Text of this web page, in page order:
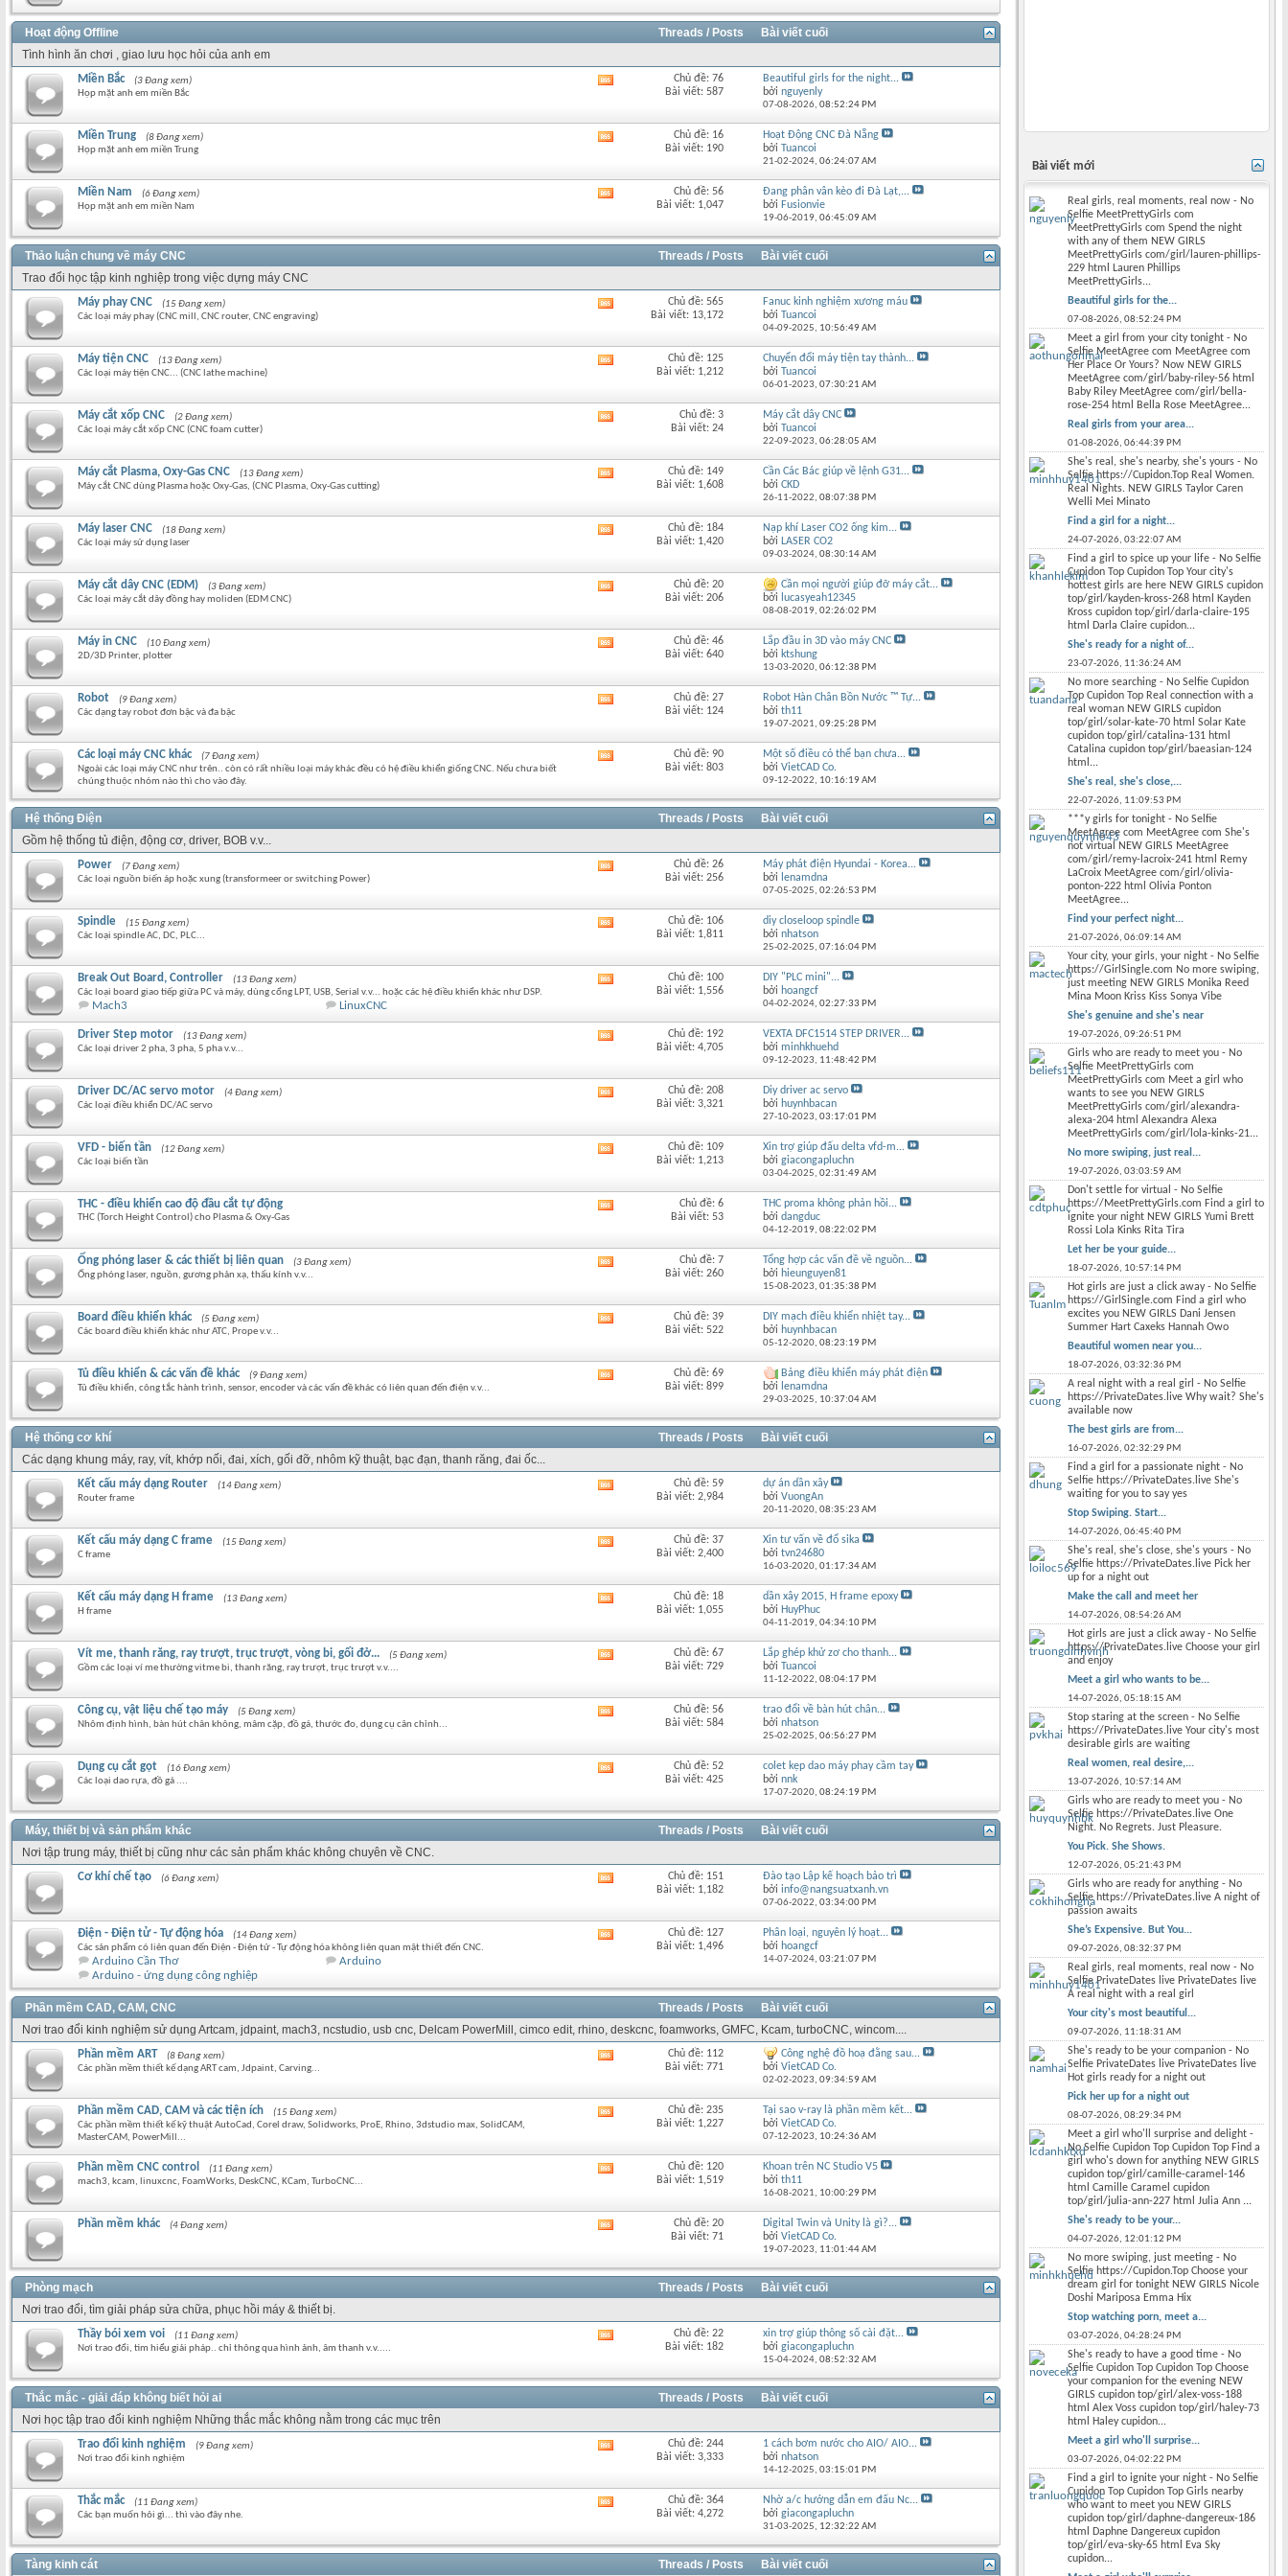
diễn
này
Hoạt động Offline Threads / Posts
Bài viết cuối
Tình hình ăn chơi , giao lưu học hỏi của anh em
Miền Bắc
(3 Đang xem)
Họp mặt anh em miền Bắc
diễn
Chủ đề: 76
Bài viết: 587
Beautiful girls for the night...
bởi nguyenly
07-08-2026, 08:52:24 PM
Miền Trung
(8 Đang xem)
Họp mặt anh em miền Trung
diễn
Chủ đề: 16
Bài viết: 190
Hoạt Động CNC Đà Nẵng
bởi Tuancoi
21-02-2024, 06:24:07 AM
Miền Nam
(6 Đang xem)
Họp mặt anh em miền Nam
diễn
này
Chủ đề: 56
Bài viết: 1,047
Đang phân vân kèo đi Đà Lạt,...
bởi Fusionvie
19-06-2019, 06:45:09 AM
Thảo luận chung về máy CNC Threads / Posts
Bài viết cuối
Trao đổi học tập kinh nghiệp trong việc dựng máy CNC
Máy phay CNC
(15 Đang xem)
Các loại máy phay (CNC mill, CNC router, CNC engraving)
diễn
Chủ đề: 565
Bài viết: 13,172
Fanuc kinh nghiệm xương máu
bởi Tuancoi
04-09-2025, 10:56:49 AM
Máy tiện CNC
(13 Đang xem)
Các loại máy tiện CNC... (CNC lathe machine)
diễn
Chủ đề: 125
Bài viết: 1,212
Chuyển đổi máy tiện tay thành...
bởi Tuancoi
06-01-2023, 07:30:21 AM
Máy cắt xốp CNC
(2 Đang xem)
Các loại máy cắt xốp CNC (CNC foam cutter)
diễn
Chủ đề: 3
Bài viết: 24
Máy cắt dây CNC
bởi Tuancoi
22-09-2023, 06:28:05 AM
Máy cắt Plasma, Oxy-Gas CNC
(13 Đang xem)
Máy cắt CNC dùng Plasma hoặc Oxy-Gas, (CNC Plasma, Oxy-Gas cutting)
diễn
Chủ đề: 149
Bài viết: 1,608
Cần Các Bác giúp về lệnh G31...
bởi CKD
26-11-2022, 08:07:38 PM
Máy laser CNC
(18 Đang xem)
Các loại máy sử dụng laser
diễn
Chủ đề: 184
Bài viết: 1,420
Nạp khí Laser CO2 ống kim...
bởi LASER CO2
09-03-2024, 08:30:14 AM
Máy cắt dây CNC (EDM)
(3 Đang xem)
Các loại máy cắt dây đồng hay moliden (EDM CNC)
diễn
Chủ đề: 20
Bài viết: 206
Cần mọi người giúp đỡ máy cắt...
bởi lucasyeah12345
08-08-2019, 02:26:02 PM
Máy in CNC
(10 Đang xem)
2D/3D Printer, plotter
diễn
Chủ đề: 46
Bài viết: 640
Lắp đầu in 3D vào máy CNC
bởi ktshung
13-03-2020, 06:12:38 PM
Robot
(9 Đang xem)
Các dạng tay robot đơn bậc và đa bậc
diễn
Chủ đề: 27
Bài viết: 124
Robot Hàn Chân Bồn Nước ™ Tự...
bởi th11
19-07-2021, 09:25:28 PM
Các loại máy CNC khác
(7 Đang xem)
Ngoài các loại máy CNC như trên.. còn có rất nhiều loại máy khác đều có hệ điều khiển giống CNC. Nếu chưa biết
chúng thuộc nhóm nào thì cho vào đây.
diễn
này
Chủ đề: 90
Bài viết: 803
Một số điều có thể bạn chưa...
bởi VietCAD Co.
09-12-2022, 10:16:19 AM
Hệ thống Điện Threads / Posts
Bài viết cuối
Gồm hệ thống tủ điện, động cơ, driver, BOB v.v...
Power
(7 Đang xem)
Các loại nguồn biến áp hoặc xung (transformeer or switching Power)
diễn
Chủ đề: 26
Bài viết: 256
Máy phát điện Hyundai - Korea...
bởi lenamdna
07-05-2025, 02:26:53 PM
Spindle
(15 Đang xem)
Các loại spindle AC, DC, PLC...
diễn
Chủ đề: 106
Bài viết: 1,811
diy closeloop spindle
bởi nhatson
25-02-2025, 07:16:04 PM
Break Out Board, Controller
(13 Đang xem)
Các loại board giao tiếp giữa PC và máy, dùng cổng LPT, USB, Serial v.v... hoặc các hệ điều khiển khác như DSP.
Mach3 LinuxCNC
diễn
Chủ đề: 100
Bài viết: 1,556
DIY "PLC mini"...
bởi hoangcf
04-02-2024, 02:27:33 PM
Driver Step motor
(13 Đang xem)
Các loại driver 2 pha, 3 pha, 5 pha v.v...
diễn
Chủ đề: 192
Bài viết: 4,705
VEXTA DFC1514 STEP DRIVER...
bởi minhkhuehd
09-12-2023, 11:48:42 PM
Driver DC/AC servo motor
(4 Đang xem)
Các loại điều khiển DC/AC servo
diễn
Chủ đề: 208
Bài viết: 3,321
Diy driver ac servo
bởi huynhbacan
27-10-2023, 03:17:01 PM
VFD - biến tần
(12 Đang xem)
Các loại biến tần
diễn
Chủ đề: 109
Bài viết: 1,213
Xin trợ giúp đấu delta vfd-m...
bởi giacongapluchn
03-04-2025, 02:31:49 AM
THC - điều khiển cao độ đầu cắt tự động
THC (Torch Height Control) cho Plasma & Oxy-Gas
diễn
Chủ đề: 6
Bài viết: 53
THC proma không phản hồi...
bởi dangduc
04-12-2019, 08:22:02 PM
Ống phóng laser & các thiết bị liên quan
(3 Đang xem)
Ống phóng laser, nguồn, gương phản xạ, thấu kính v.v...
diễn
Chủ đề: 7
Bài viết: 260
Tổng hợp các vấn đề về nguồn...
bởi hieunguyen81
15-08-2023, 01:35:38 PM
Board điều khiển khác
(5 Đang xem)
Các board điều khiển khác như ATC, Prope v.v...
diễn
Chủ đề: 39
Bài viết: 522
DIY mạch điều khiển nhiệt tay...
bởi huynhbacan
05-12-2020, 08:23:19 PM
Tủ điều khiển & các vấn đề khác
(9 Đang xem)
Tủ điều khiển, công tắc hành trình, sensor, encoder và các vấn đề khác có liên quan đến điện v.v...
diễn
này
Chủ đề: 69
Bài viết: 899
Bảng điều khiển máy phát điện
bởi lenamdna
29-03-2025, 10:37:04 AM
Hệ thống cơ khí Threads / Posts
Bài viết cuối
Các dạng khung máy, ray, vít, khớp nối, đai, xích, gối đỡ, nhôm kỹ thuật, bạc đạn, thanh răng, đai ốc...
Kết cấu máy dạng Router
(14 Đang xem)
Router frame
diễn
Chủ đề: 59
Bài viết: 2,984
dự án dần xây
bởi VuongAn
20-11-2020, 08:35:23 AM
Kết cấu máy dạng C frame
(15 Đang xem)
C frame
diễn
Chủ đề: 37
Bài viết: 2,400
Xin tư vấn về đổ sika
bởi tvn24680
16-03-2020, 01:17:34 AM
Kết cấu máy dạng H frame
(13 Đang xem)
H frame
diễn
Chủ đề: 18
Bài viết: 1,055
dần xây 2015, H frame epoxy
bởi HuyPhuc
04-11-2019, 04:34:10 PM
Vít me, thanh răng, ray trượt, trục trượt, vòng bi, gối đở...
(5 Đang xem)
Gồm các loại ví me thường vitme bi, thanh răng, ray trượt, trục trượt v.v....
diễn
Chủ đề: 67
Bài viết: 729
Lắp ghép khử zơ cho thanh...
bởi Tuancoi
11-12-2022, 08:04:17 PM
Công cụ, vật liệu chế tạo máy
(5 Đang xem)
Nhôm định hình, bàn hút chân không, mâm cặp, đồ gá, thước đo, dụng cụ cân chỉnh...
diễn
Chủ đề: 56
Bài viết: 584
trao đổi về bàn hút chân...
bởi nhatson
25-02-2025, 06:56:27 PM
Dụng cụ cắt gọt
(16 Đang xem)
Các loại dao rựa, đồ gá ....
diễn
này
Chủ đề: 52
Bài viết: 425
colet kẹp dao máy phay cầm tay
bởi nnk
17-07-2020, 08:24:19 PM
Máy, thiết bị và sản phẩm khác Threads / Posts
Bài viết cuối
Nơi tập trung máy, thiết bị cũng như các sản phẩm khác không chuyên về CNC.
Cơ khí chế tạo (6 Đang xem)
diễn
Chủ đề: 151
Bài viết: 1,182
Đào tạo Lập kế hoạch bảo trì
bởi info@nangsuatxanh.vn
07-06-2022, 03:34:00 PM
Điện - Điện tử - Tự động hóa
(14 Đang xem)
Các sản phẩm có liên quan đến Điện - Điện tử - Tự động hóa không liên quan mật thiết đến CNC.
Arduino Cần Thơ
Arduino
Arduino - ứng dụng công nghiệp
đàn
Chủ đề: 127
Bài viết: 1,496
Phân loại, nguyên lý hoạt...
bởi hoangcf
14-07-2024, 03:21:07 PM
Phần mềm CAD, CAM, CNC Threads / Posts
Bài viết cuối
Nơi trao đổi kinh nghiệm sử dụng Artcam, jdpaint, mach3, ncstudio, usb cnc, Delcam PowerMill, cimco edit, rhino, deskcnc, foamworks, GMFC, Kcam, turboCNC, wincom....
Phần mềm ART
(8 Đang xem)
Các phần mềm thiết kế dạng ART cam, Jdpaint, Carving...
diễn
Chủ đề: 112
Bài viết: 771
Công nghệ đồ hoạ đằng sau...
bởi VietCAD Co.
02-02-2023, 09:34:59 AM
Phần mềm CAD, CAM và các tiện ích
(15 Đang xem)
Các phần mềm thiết kế kỹ thuật AutoCad, Corel draw, Solidworks, ProE, Rhino, 3dstudio max, SolidCAM,
MasterCAM, PowerMill...
diễn
Chủ đề: 235
Bài viết: 1,227
Tại sao v-ray là phần mềm kết...
bởi VietCAD Co.
07-12-2023, 10:24:36 AM
Phần mềm CNC control
(11 Đang xem)
mach3, kcam, linuxcnc, FoamWorks, DeskCNC, KCam, TurboCNC...
diễn
Chủ đề: 120
Bài viết: 1,519
Khoan trên NC Studio V5
bởi th11
16-08-2021, 10:00:29 PM
Phần mềm khác (4 Đang xem)
diễn
này
Chủ đề: 20
Bài viết: 71
Digital Twin và Unity là gì?...
bởi VietCAD Co.
19-07-2023, 11:01:44 AM
Phòng mạch Threads / Posts
Bài viết cuối
Nơi trao đổi, tìm giải pháp sửa chữa, phục hồi máy & thiết bị.
Thầy bói xem voi
(11 Đang xem)
Nơi trao đổi, tìm hiểu giải pháp.. chỉ thông qua hình ảnh, âm thanh v.v.....
diễn
này
Chủ đề: 22
Bài viết: 182
xin trợ giúp thông số cài đặt...
bởi giacongapluchn
15-04-2024, 08:52:32 AM
Thắc mắc - giải đáp không biết hỏi ai Threads / Posts
Bài viết cuối
Nơi học tập trao đổi kinh nghiệm Những thắc mắc không nằm trong các mục trên
Trao đổi kinh nghiệm
(9 Đang xem)
Nơi trao đổi kinh nghiệm
diễn
Chủ đề: 244
Bài viết: 3,333
1 cách bơm nước cho AIO/ AIO...
bởi nhatson
14-12-2025, 03:15:01 PM
Thắc mắc
(11 Đang xem)
Các bạn muốn hỏi gì... thì vào đây nhe.
diễn
Chủ đề: 364
Bài viết: 4,272
Nhờ a/c hướng dẫn em đấu Nc...
bởi giacongapluchn
31-03-2025, 12:32:22 AM
Tàng kinh cát Threads / Posts Bài viết cuối
Bài viết mới
Real girls, real moments, real now - No
Selfie MeetPrettyGirls com
MeetPrettyGirls com Spend the night
with any of them NEW GIRLS
MeetPrettyGirls com/girl/lauren-phillips-
229 html Lauren Phillips
MeetPrettyGirls...
Beautiful girls for the...
07-08-2026, 08:52:24 PM
Meet a girl from your city tonight - No
Selfie MeetAgree com MeetAgree com
Her Place Or Yours? Now NEW GIRLS
MeetAgree com/girl/baby-riley-56 html
Baby Riley MeetAgree com/girl/bella-
rose-254 html Bella Rose MeetAgree...
Real girls from your area...
01-08-2026, 06:44:39 PM
She's real, she's nearby, she's yours - No
Selfie https://Cupidon.Top Real Women.
Real Nights. NEW GIRLS Taylor Caren
Welli Mei Minato
Find a girl for a night...
24-07-2026, 03:22:07 AM
Find a girl to spice up your life - No Selfie
Cupidon Top Cupidon Top Your city's
hottest girls are here NEW GIRLS cupidon
top/girl/kayden-kross-268 html Kayden
Kross cupidon top/girl/darla-claire-195
html Darla Claire cupidon...
She's ready for a night of...
23-07-2026, 11:36:24 AM
No more searching - No Selfie Cupidon
Top Cupidon Top Real connection with a
real woman NEW GIRLS cupidon
top/girl/solar-kate-70 html Solar Kate
cupidon top/girl/catalina-131 html
Catalina cupidon top/girl/baeasian-124
html...
She's real, she's close,...
22-07-2026, 11:09:53 PM
***y girls for tonight - No Selfie
MeetAgree com MeetAgree com She's
not virtual NEW GIRLS MeetAgree
com/girl/remy-lacroix-241 html Remy
LaCroix MeetAgree com/girl/olivia-
ponton-222 html Olivia Ponton
MeetAgree...
Find your perfect night...
21-07-2026, 06:09:14 AM
Your city, your girls, your night - No Selfie
https://GirlSingle.com No more swiping,
just meeting NEW GIRLS Monika Reed
Mina Moon Kriss Kiss Sonya Vibe
She's genuine and she's near
19-07-2026, 09:26:51 PM
Girls who are ready to meet you - No
Selfie MeetPrettyGirls com
MeetPrettyGirls com Meet a girl who
wants to see you NEW GIRLS
MeetPrettyGirls com/girl/alexandra-
alexa-204 html Alexandra Alexa
MeetPrettyGirls com/girl/lola-kinks-21...
No more swiping, just real...
19-07-2026, 03:03:59 AM
Don't settle for virtual - No Selfie
https://MeetPrettyGirls.com Find a girl to
ignite your night NEW GIRLS Yumi Brett
Rossi Lola Kinks Rita Tira
Let her be your guide...
18-07-2026, 10:57:14 PM
Hot girls are just a click away - No Selfie
https://GirlSingle.com Find a girl who
excites you NEW GIRLS Dani Jensen
Summer Hart Caxeks Hannah Owo
Beautiful women near you...
18-07-2026, 03:32:36 PM
A real night with a real girl - No Selfie
https://PrivateDates.live Why wait? She's
available now
The best girls are from...
16-07-2026, 02:32:29 PM
Find a girl for a passionate night - No
Selfie https://PrivateDates.live She's
waiting for you to say yes
Stop Swiping. Start...
14-07-2026, 06:45:40 PM
She's real, she's close, she's yours - No
Selfie https://PrivateDates.live Pick her
up for a night out
Make the call and meet her
14-07-2026, 08:54:26 AM
Hot girls are just a click away - No Selfie
https://PrivateDates.live Choose your girl
and enjoy
Meet a girl who wants to be...
14-07-2026, 05:18:15 AM
Stop staring at the screen - No Selfie
https://PrivateDates.live Your city's most
desirable girls are waiting
Real women, real desire,...
13-07-2026, 10:57:14 AM
Girls who are ready to meet you - No
Selfie https://PrivateDates.live One
Night. No Regrets. Just Pleasure.
You Pick. She Shows.
12-07-2026, 05:21:43 PM
Girls who are ready for anything - No
Selfie https://PrivateDates.live A night of
passion awaits
She’s Expensive. But You...
09-07-2026, 08:32:37 PM
Real girls, real moments, real now - No
Selfie PrivateDates live PrivateDates live
A real night with a real girl
Your city's most beautiful...
09-07-2026, 11:18:31 AM
She's ready to be your companion - No
Selfie PrivateDates live PrivateDates live
Hot girls ready for a night out
Pick her up for a night out
08-07-2026, 08:29:34 PM
Meet a girl who'll surprise and delight -
No Selfie Cupidon Top Cupidon Top Find a
girl who's down for anything NEW GIRLS
cupidon top/girl/camille-caramel-146
html Camille Caramel cupidon
top/girl/julia-ann-227 html Julia Ann ...
She's ready to be your...
04-07-2026, 12:01:12 PM
No more swiping, just meeting - No
Selfie https://Cupidon.Top Choose your
dream girl for tonight NEW GIRLS Nicole
Doshi Mariposa Emma Hix
Stop watching porn, meet a...
03-07-2026, 04:28:24 PM
She's ready to have a good time - No
Selfie Cupidon Top Cupidon Top Choose
your companion for the evening NEW
GIRLS cupidon top/girl/alex-voss-188
html Alex Voss cupidon top/girl/haley-73
html Haley cupidon...
Meet a girl who'll surprise...
03-07-2026, 04:02:22 PM
Find a girl to ignite your night - No Selfie
Cupidon Top Cupidon Top Girls nearby
who want to meet you NEW GIRLS
cupidon top/girl/daphne-dangereux-186
html Daphne Dangereux cupidon
top/girl/eva-sky-65 html Eva Sky
cupidon...